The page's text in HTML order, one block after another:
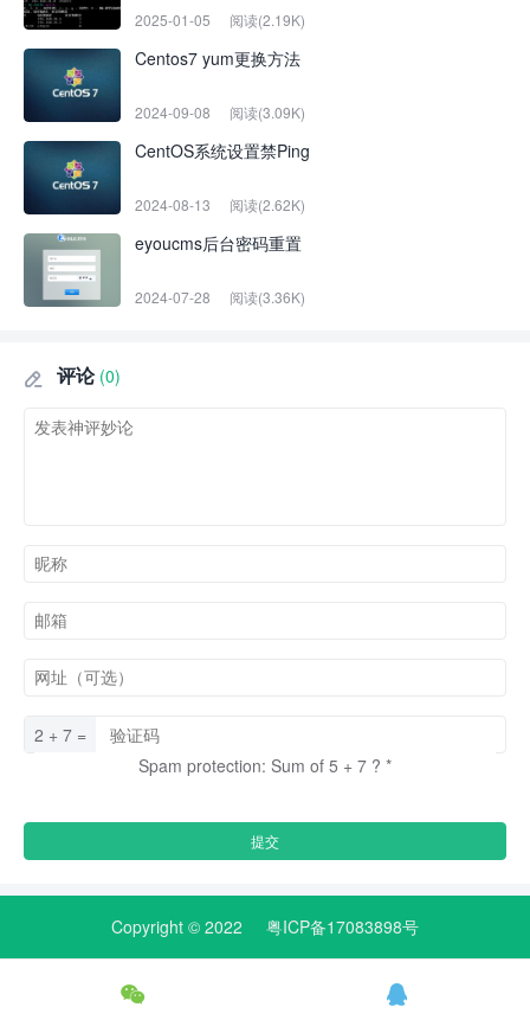
 
2025-01-05 阅读(2.19K)
Centos7 yum更换方法
2024-09-08 阅读(3.09K)
CentOS系统设置禁Ping
2024-08-13 阅读(2.62K)
eyoucms后台密码重置
2024-07-28 阅读(3.36K)
 评论 (0)
2 + 7 =
Spam protection: Sum of 5 + 7 ? *
Copyright © 2022 粤ICP备17083898号